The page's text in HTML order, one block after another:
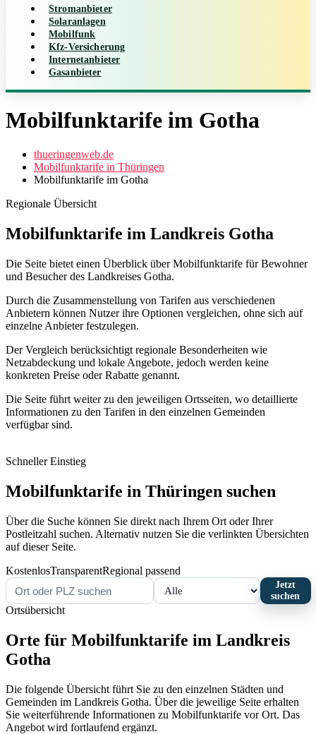
Stromanbieter
Solaranlagen
Mobilfunk
Kfz-Versicherung
Internetanbieter
Gasanbieter
Mobilfunktarife im Gotha
thueringenweb.de
Mobilfunktarife in Thüringen
Mobilfunktarife im Gotha
Regionale Übersicht
Mobilfunktarife im Landkreis Gotha
Die Seite bietet einen Überblick über Mobilfunktarife für Bewohner
und Besucher des Landkreises Gotha.
Durch die Zusammenstellung von Tarifen aus verschiedenen
Anbietern können Nutzer ihre Optionen vergleichen, ohne sich auf
einzelne Anbieter festzulegen.
Der Vergleich berücksichtigt regionale Besonderheiten wie
Netzabdeckung und lokale Angebote, jedoch werden keine
konkreten Preise oder Rabatte genannt.
Die Seite führt weiter zu den jeweiligen Ortsseiten, wo detaillierte
Informationen zu den Tarifen in den einzelnen Gemeinden
verfügbar sind.
Schneller Einstieg
Mobilfunktarife in Thüringen suchen
Über die Suche können Sie direkt nach Ihrem Ort oder Ihrer
Postleitzahl suchen. Alternativ nutzen Sie die verlinkten Übersichten
auf dieser Seite.
KostenlosTransparentRegional passend
Jetzt
suchen
Ortsübersicht
Orte für Mobilfunktarife im Landkreis
Gotha
Die folgende Übersicht führt Sie zu den einzelnen Städten und
Gemeinden im Landkreis Gotha. Über die jeweilige Seite erhalten
Sie weiterführende Informationen zu Mobilfunktarife vor Ort. Das
Angebot wird fortlaufend ergänzt.